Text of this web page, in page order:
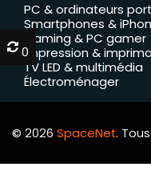
PC & ordinateurs
Smartphones &
Gaming & PC gamer
Impression &
TV LED & multimédia
Électroménager
© 2026 SpaceNet.
0
0